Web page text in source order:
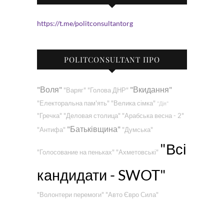
https://t.me/politconsultantorg
POLITCONSULTANT ПРО
"Воля" "Варяг" "Голова ДНР" "Вкидання"
"Електоральна пам'ять" "Велика сімка" "Дія"
"Гречка" "Деловая столица" "Арабська весна - 2"
"Антифа" "Батьківщина" "Думська"
"Голосование на пеньках" "Ахметовські" "Всі
кандидати - SWOT"
"Волонтери перемоги" "Авто Євро Сила"